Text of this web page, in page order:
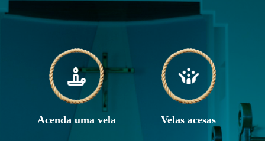
Acenda uma vela Velas acesas